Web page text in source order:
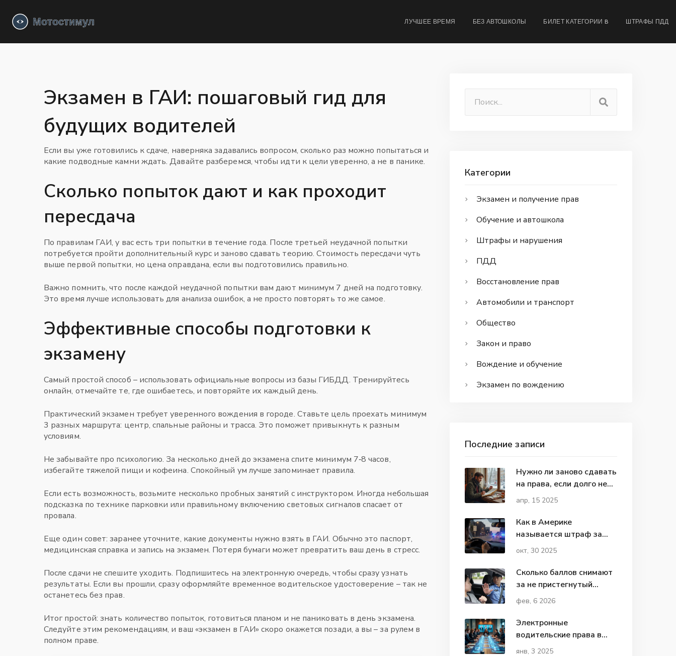
ЛУЧШЕЕ ВРЕМЯ БЕЗ АВТОШКОЛЫ БИЛЕТ КАТЕГОРИИ B ШТРАФЫ ПДД
Экзамен в ГАИ: пошаговый гид для
будущих водителей
Если вы уже готовились к сдаче, наверняка задавались вопросом, сколько раз можно попытаться и
какие подводные камни ждать. Давайте разберемся, чтобы идти к цели уверенно, а не в панике.
Сколько попыток дают и как проходит
пересдача
По правилам ГАИ, у вас есть три попытки в течение года. После третьей неудачной попытки
потребуется пройти дополнительный курс и заново сдавать теорию. Стоимость пересдачи чуть
выше первой попытки, но цена оправдана, если вы подготовились правильно.
Важно помнить, что после каждой неудачной попытки вам дают минимум 7 дней на подготовку.
Это время лучше использовать для анализа ошибок, а не просто повторять то же самое.
Эффективные способы подготовки к
экзамену
Самый простой способ – использовать официальные вопросы из базы ГИБДД. Тренируйтесь
онлайн, отмечайте те, где ошибаетесь, и повторяйте их каждый день.
Практический экзамен требует уверенного вождения в городе. Ставьте цель проехать минимум
3 разных маршрута: центр, спальные районы и трасса. Это поможет привыкнуть к разным
условиям.
Не забывайте про психологию. За несколько дней до экзамена спите минимум 7‑8 часов,
избегайте тяжелой пищи и кофеина. Спокойный ум лучше запоминает правила.
Если есть возможность, возьмите несколько пробных занятий с инструктором. Иногда небольшая
подсказка по технике парковки или правильному включению световых сигналов спасает от
провала.
Еще один совет: заранее уточните, какие документы нужно взять в ГАИ. Обычно это паспорт,
медицинская справка и запись на экзамен. Потеря бумаги может превратить ваш день в стресс.
После сдачи не спешите уходить. Подпишитесь на электронную очередь, чтобы сразу узнать
результаты. Если вы прошли, сразу оформляйте временное водительское удостоверение – так не
останетесь без прав.
Итог простой: знать количество попыток, готовиться планом и не паниковать в день экзамена.
Следуйте этим рекомендациям, и ваш «экзамен в ГАИ» скоро окажется позади, а вы – за рулем в
полном праве.
Категории
Экзамен и получение прав
Обучение и автошкола
Штрафы и нарушения
ПДД
Восстановление прав
Автомобили и транспорт
Общество
Закон и право
Вождение и обучение
Экзамен по вождению
Последние записи
Нужно ли заново сдавать
на права, если долго не
ездил?
апр, 15 2025
Как в Америке
называется штраф за
нарушение ПДД?
окт, 30 2025
Сколько баллов снимают
за не пристегнутый
ремень на экзамене по
вождению? Правильный
ответ
фев, 6 2026
Электронные
водительские права в
России: что нужно знать
янв, 3 2025